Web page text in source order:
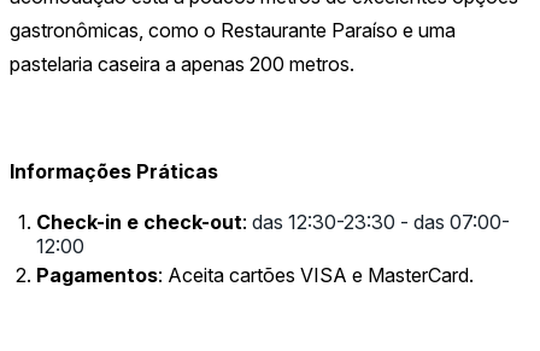
gastronômicas, como o Restaurante Paraíso e uma
pastelaria caseira a apenas 200 metros.
Informações Práticas
Check-in e check-out:das 12:30-23:30 - das 07:00-
12:00
Pagamentos: Aceita cartões VISA e MasterCard.